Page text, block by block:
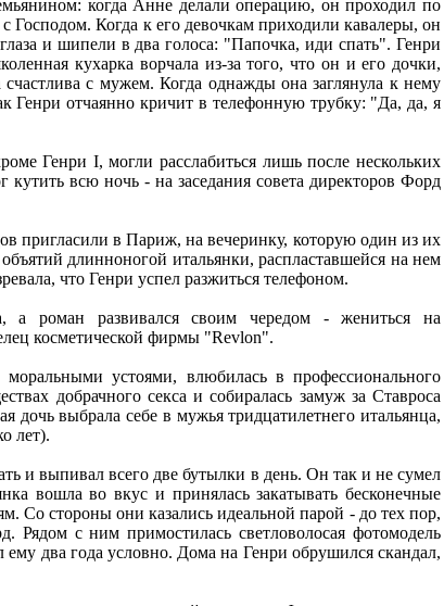
когда Анне делали операцию, он проходил по
Когда к его девочкам приходили кавалеры, он
и шипели в два голоса: "Папочка, иди спать". Генри
кухарка ворчала из-за того, что он и его дочки,
с мужем. Когда однажды она заглянула к нему
Генри отчаянно кричит в телефонную трубку: "Да, да, я
Генри I, могли расслабиться лишь после нескольких
всю ночь - на заседания совета директоров Форд
пригласили в Париж, на вечеринку, которую один из их
длинноногой итальянки, распластавшейся на нем
что Генри успел разжиться телефоном.
а роман развивался своим чередом - жениться на
косметической фирмы "Revlon".
устоями, влюбилась в профессионального
добрачного секса и собиралась замуж за Ставроса
дочь выбрала себе в мужья тридцатилетнего итальянца,
лет).
и выпивал всего две бутылки в день. Он так и не сумел
вошла во вкус и принялась закатывать бесконечные
Со стороны они казались идеальной парой - до тех пор,
Рядом с ним примостилась светловолосая фотомодель
два года условно. Дома на Генри обрушился скандал,